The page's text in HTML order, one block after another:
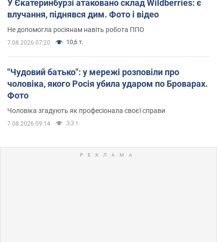
У Єкатеринбурзі атаковано склад Wildberries: є
влучання, піднявся дим. Фото і відео
Не допомогла росіянам навіть робота ППО
7.08.2026 07:20 10,6 т.
"Чудовий батько": у мережі розповіли про
чоловіка, якого Росія убила ударом по Броварах.
Фото
Чоловіка згадують як професіонала своєї справи
7.08.2026 09:14 3,3 т.